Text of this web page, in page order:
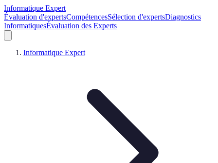
Informatique Expert
Évaluation d'expertsCompétencesSélection d'expertsDiagnostics
InformatiquesÉvaluation des Experts
Informatique Expert